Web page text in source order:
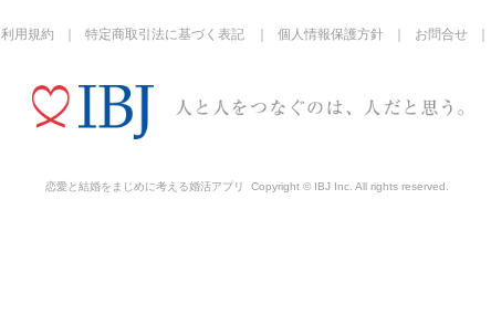
利用規約 特定商取引法に基づく表記 個人情報保護方針 お問合せ
恋愛と結婚をまじめに考える婚活アプリ Copyright © IBJ Inc. All rights reserved.